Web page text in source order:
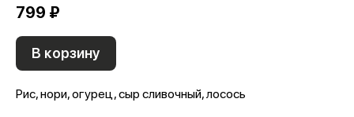
799 ₽
В корзину
Рис, нори, огурец, сыр сливочный, лосось